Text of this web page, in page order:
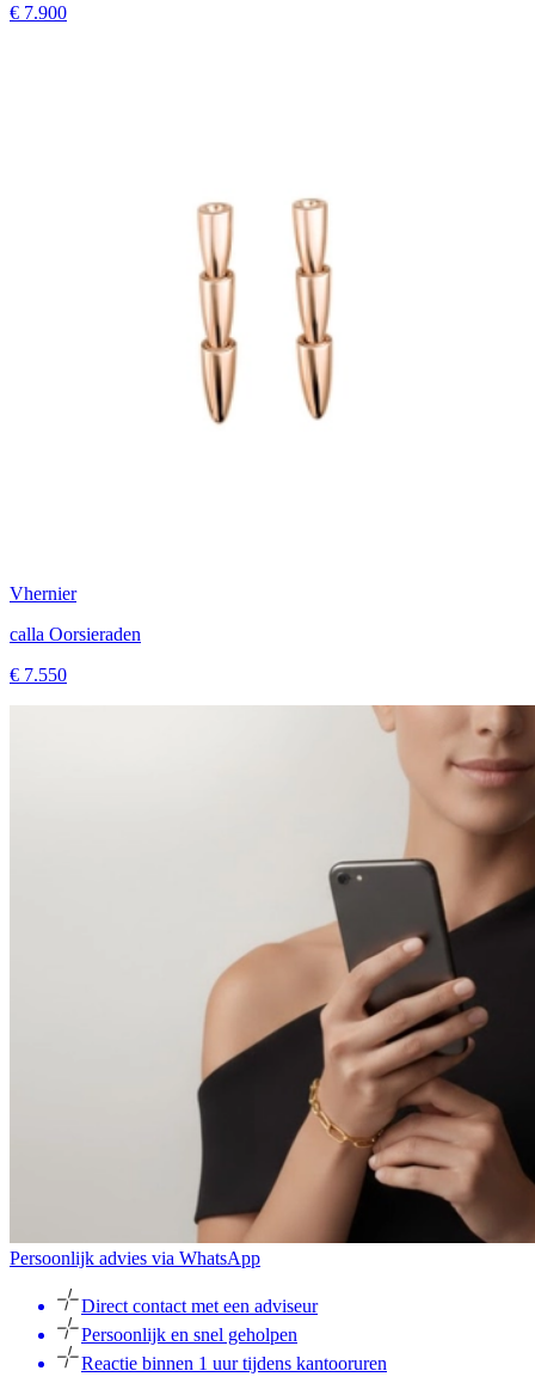
€ 7.900
Vhernier
calla Oorsieraden
€ 7.550
Persoonlijk advies via WhatsApp
Direct contact met een adviseur
Persoonlijk en snel geholpen
Reactie binnen 1 uur tijdens kantooruren